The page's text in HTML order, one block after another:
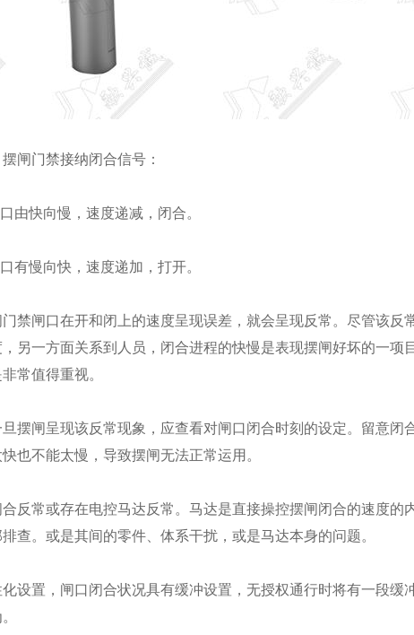
闸门禁接纳闭合信号：
由快向慢，速度递减，闭合。
有慢向快，速度递加，打开。
禁闸口在开和闭上的速度呈现误差，就会呈现反常。尽管该反
另一方面关系到人员，闭合进程的快慢是表现摆闸好坏的一项
常值得重视。
摆闸呈现该反常现象，应查看对闸口闭合时刻的设定。留意闭
也不能太慢，导致摆闸无法正常运用。
反常或存在电控马达反常。马达是直接操控摆闸闭合的速度的
查。或是其间的零件、体系干扰，或是马达本身的问题。
设置，闸口闭合状况具有缓冲设置，无授权通行时将有一段缓